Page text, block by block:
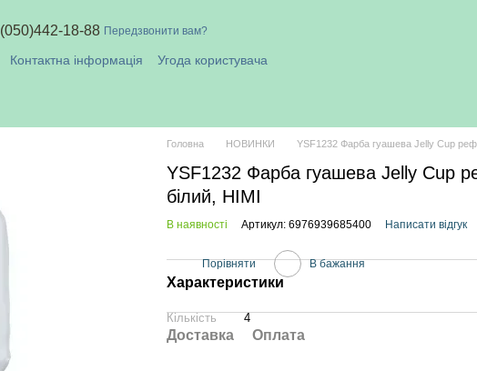
(050)442-18-88 Передзвонити вам?
Контактна інформація
Угода користувача
Головна НОВИНКИ YSF1232 Фарба гуашева Jelly Cup
YSF1232 Фарба гуашева Jelly Cup
білий, HIMI
В наявності Артикул: 6976939685400 Написати відгук
Порівняти В бажання
Характеристики
Кількість 4
Доставка Оплата